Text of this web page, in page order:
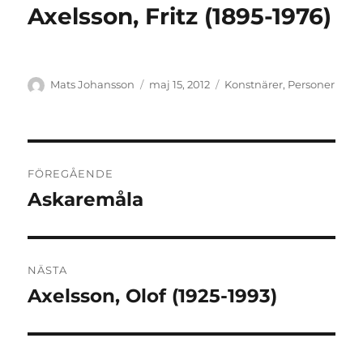
Axelsson, Fritz (1895-1976)
Författare
Mats Johansson
Publicerat
maj 15, 2012 Kategorier
Konstnärer, Personer
FÖREGÅENDE
Föregående
Askaremåla
NÄSTA
Nästa
Axelsson, Olof (1925-1993)